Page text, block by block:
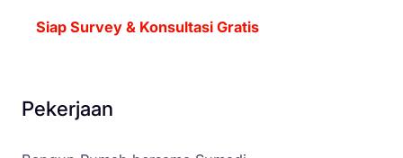
Siap Survey & Konsultasi Gratis
Pekerjaan